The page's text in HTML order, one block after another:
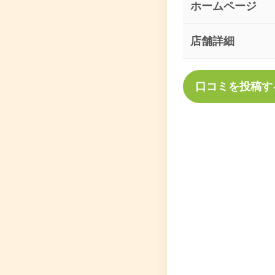
ホームページ
店舗詳細
口コミを投稿す